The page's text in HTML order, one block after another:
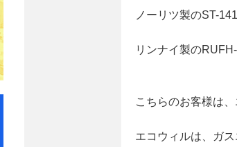
ノーリツ製のST-
リンナイ製の
こちらのお客様は
エコウィルは、ガ